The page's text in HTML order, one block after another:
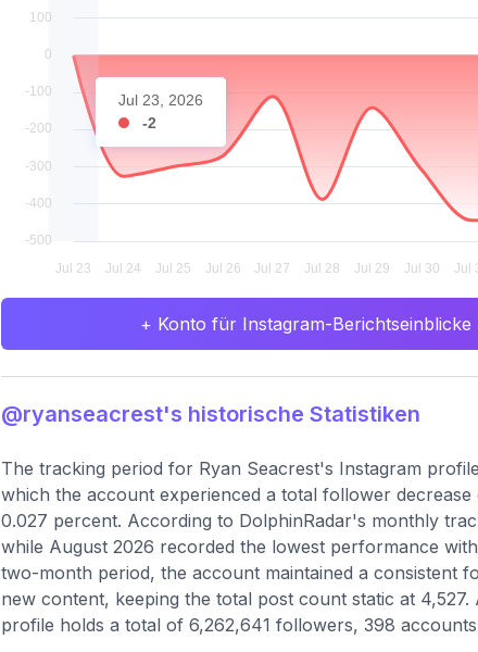
Jul 23, 2026
-2
+ Konto für Instagram-
@ryanseacrest's historische Statistiken
The tracking period for Ryan Seacrest's Instagram
which the account experienced a total follower
0.027 percent. According to DolphinRadar's monthly
while August 2026 recorded the lowest performance
two-month period, the account maintained a consistent
new content, keeping the total post count static at
profile holds a total of 6,262,641 followers, 398